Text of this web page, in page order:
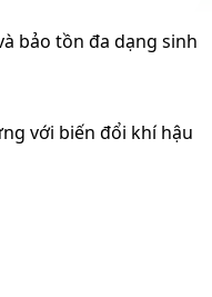
bảo tồn đa dạng sinh
với biến đổi khí hậu